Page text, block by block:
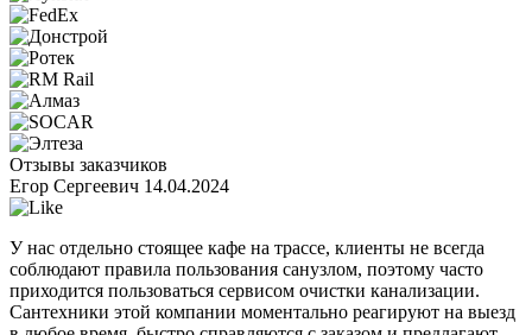
Отзывы заказчиков
Егор Сергеевич 14.04.2024
У нас отдельно стоящее кафе на трассе, клиенты не всегда
соблюдают правила пользования санузлом, поэтому часто
приходится пользоваться сервисом очистки канализации.
Сантехники этой компании моментально реагируют на выезд